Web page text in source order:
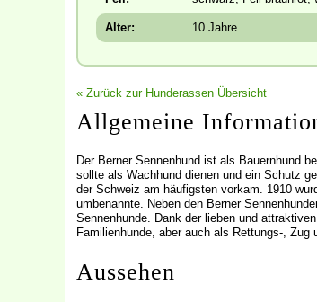
Alter: 10 Jahre
« Zurück zur Hunderassen Übersicht
Allgemeine
Der Berner Sennenhund ist als Bauernhund
sollte als Wachhund dienen und ein Schutz
der Schweiz am häufigsten vorkam. 1910
umbenannte. Neben den Berner
Sennenhunde. Dank der lieben und
Familienhunde, aber auch als Rettungs-, Zug
Aussehen